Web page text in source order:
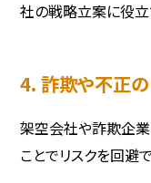
社の戦略立案に役立
4. 詐欺や不正
架空会社や詐欺企
ことでリスクを回避